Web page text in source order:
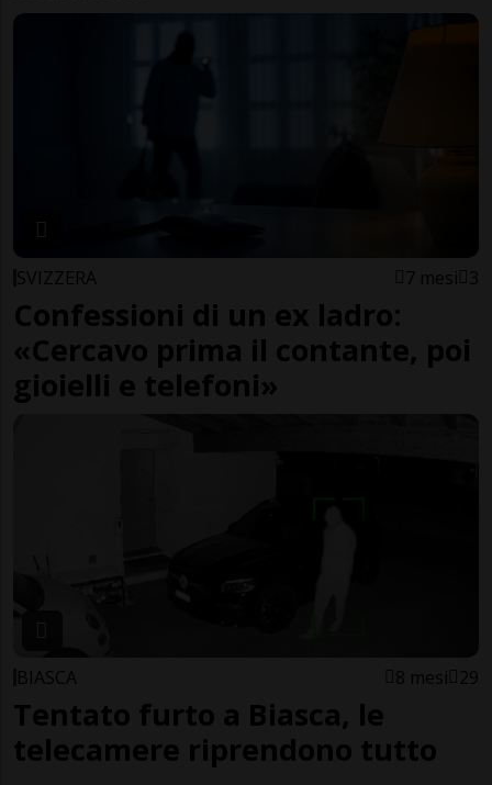
SVIZZERA 7 mesi 3
Confessioni di un ex ladro:
«Cercavo prima il contante, poi
gioielli e telefoni»
BIASCA 8 mesi 29
Tentato furto a Biasca, le
telecamere riprendono tutto